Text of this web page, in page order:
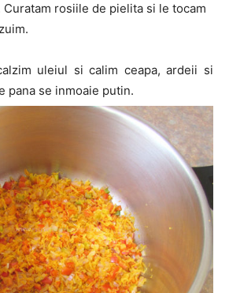
rosiile de pielita si le tocam
uleiul si calim ceapa, ardeii si
pana se inmoaie putin.